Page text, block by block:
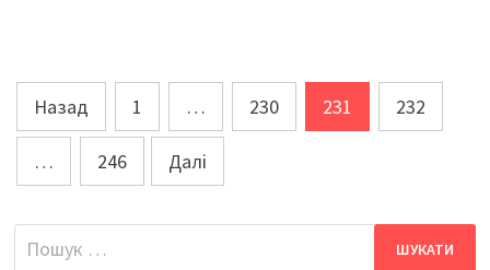
Пагінація
записів
Назад 1 … 230 231 232
… 246 Далі
Пошук: